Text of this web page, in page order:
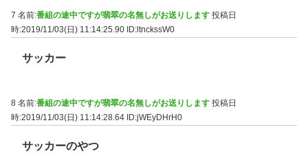
7 名前:番組の途中ですが翡翠の名無しがお送りします 投稿日
時:2019/11/03(日) 11:14:25.90 ID:ltnckssW0
サッカー
8 名前:番組の途中ですが翡翠の名無しがお送りします 投稿日
時:2019/11/03(日) 11:14:28.64 ID:jWEyDHrH0
サッカーのやつ